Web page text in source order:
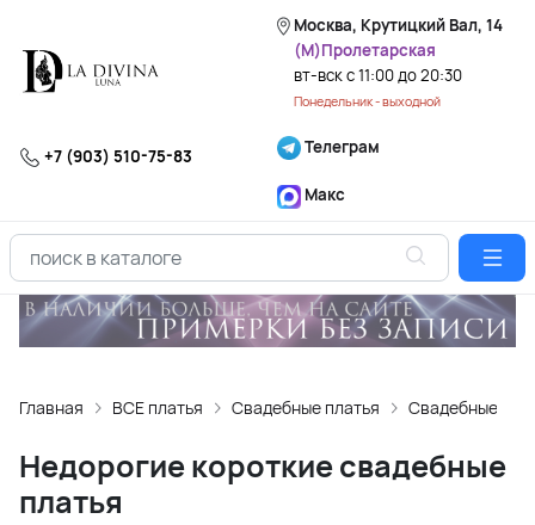
Москва, Крутицкий Вал, 14
(М)Пролетарская
вт-вск с 11:00 до 20:30
Понедельник - выходной
+7 (903) 510-75-83 Телеграм
Макс
Главная ВСЕ платья Свадебные платья Свадебные
Недорогие короткие свадебные
платья